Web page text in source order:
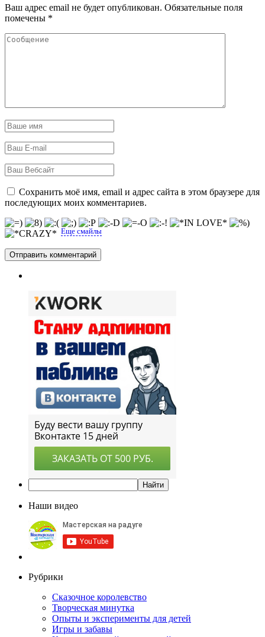
Ваш адрес email не будет опубликован. Обязательные поля
помечены *
Сохранить моё имя, email и адрес сайта в этом браузере для
последующих моих комментариев.
Еще смайлы
Наши видео
Рубрики
Сказочное королевство
Творческая минутка
Опыты и эксперименты для детей
Игры и забавы